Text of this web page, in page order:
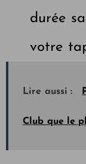
durée
votre
Lire aussi :
Club que le